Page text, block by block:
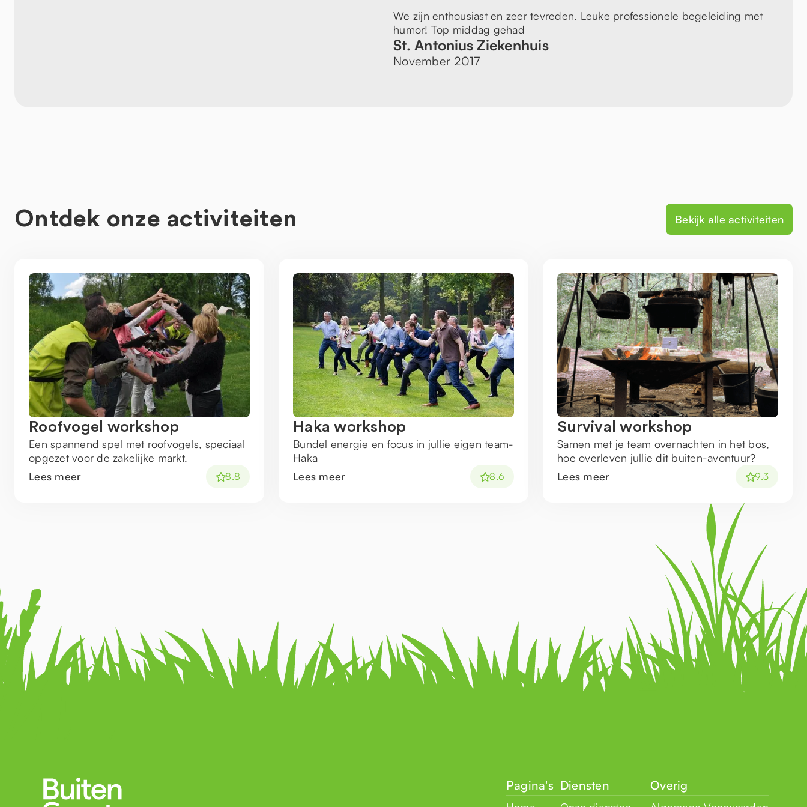
We zijn enthousiast en zeer tevreden. Leuke professionele begeleiding met
humor! Top middag gehad
St. Antonius Ziekenhuis
November 2017
Ontdek onze activiteiten Bekijk alle activiteiten
Roofvogel workshop
Een spannend spel met roofvogels, speciaal
opgezet voor de zakelijke markt.
Lees meer
8.8
Haka workshop
Bundel energie en focus in jullie eigen team-
Haka
Lees meer
8.6
Survival workshop
Samen met je team overnachten in het bos,
hoe overleven jullie dit buiten-avontuur?
Lees meer
9.3
Pagina's Diensten Overig